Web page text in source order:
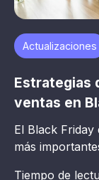
Actualizaciones
Estrategias
ventas en
El Black Friday
más
Tiempo de